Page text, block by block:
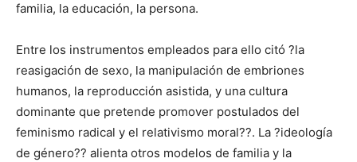
familia, la educación, la persona.
Entre los instrumentos empleados para ello citó ?la
reasigación de sexo, la manipulación de embriones
humanos, la reproducción asistida, y una cultura
dominante que pretende promover postulados del
feminismo radical y el relativismo moral??. La ?ideología
de género?? alienta otros modelos de familia y la